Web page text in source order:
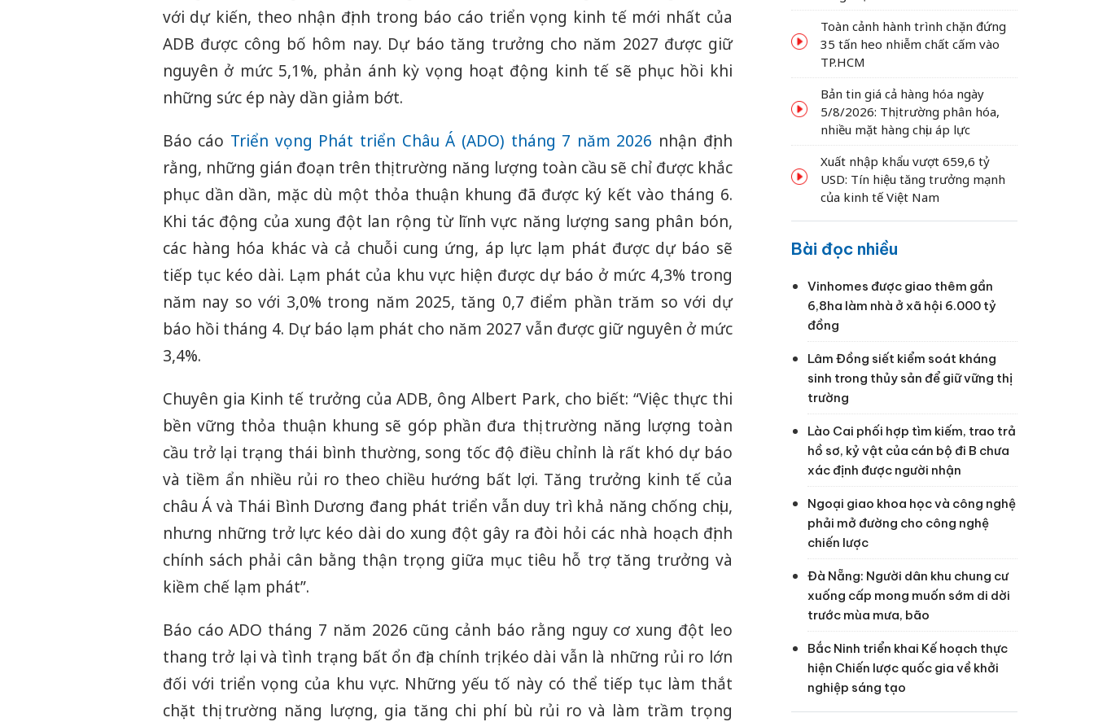
với dự kiến, theo nhận định trong báo cáo triển vọng kinh tế mới nhất của
ADB được công bố hôm nay. Dự báo tăng trưởng cho năm 2027 được giữ
nguyên ở mức 5,1%, phản ánh kỳ vọng hoạt động kinh tế sẽ phục hồi khi
những sức ép này dần giảm bớt.
Báo cáo Triển vọng Phát triển Châu Á (ADO) tháng 7 năm 2026 nhận định
rằng, những gián đoạn trên thị trường năng lượng toàn cầu sẽ chỉ được khắc
phục dần dần, mặc dù một thỏa thuận khung đã được ký kết vào tháng 6.
Khi tác động của xung đột lan rộng từ lĩnh vực năng lượng sang phân bón,
các hàng hóa khác và cả chuỗi cung ứng, áp lực lạm phát được dự báo sẽ
tiếp tục kéo dài. Lạm phát của khu vực hiện được dự báo ở mức 4,3% trong
năm nay so với 3,0% trong năm 2025, tăng 0,7 điểm phần trăm so với dự
báo hồi tháng 4. Dự báo lạm phát cho năm 2027 vẫn được giữ nguyên ở mức
3,4%.
Chuyên gia Kinh tế trưởng của ADB, ông Albert Park, cho biết: “Việc thực thi
bền vững thỏa thuận khung sẽ góp phần đưa thị trường năng lượng toàn
cầu trở lại trạng thái bình thường, song tốc độ điều chỉnh là rất khó dự báo
và tiềm ẩn nhiều rủi ro theo chiều hướng bất lợi. Tăng trưởng kinh tế của
châu Á và Thái Bình Dương đang phát triển vẫn duy trì khả năng chống chịu,
nhưng những trở lực kéo dài do xung đột gây ra đòi hỏi các nhà hoạch định
chính sách phải cân bằng thận trọng giữa mục tiêu hỗ trợ tăng trưởng và
kiềm chế lạm phát”.
Báo cáo ADO tháng 7 năm 2026 cũng cảnh báo rằng nguy cơ xung đột leo
thang trở lại và tình trạng bất ổn địa chính trị kéo dài vẫn là những rủi ro lớn
đối với triển vọng của khu vực. Những yếu tố này có thể tiếp tục làm thắt
chặt thị trường năng lượng, gia tăng chi phí bù rủi ro và làm trầm trọng
Toàn cảnh hành trình chặn đứng
35 tấn heo nhiễm chất cấm vào
TP.HCM
Bản tin giá cả hàng hóa ngày
5/8/2026: Thị trường phân hóa,
nhiều mặt hàng chịu áp lực
Xuất nhập khẩu vượt 659,6 tỷ
USD: Tín hiệu tăng trưởng mạnh
của kinh tế Việt Nam
Bài đọc nhiều
Vinhomes được giao thêm gần
6,8ha làm nhà ở xã hội 6.000 tỷ
đồng
Lâm Đồng siết kiểm soát kháng
sinh trong thủy sản để giữ vững thị
trường
Lào Cai phối hợp tìm kiếm, trao trả
hồ sơ, kỷ vật của cán bộ đi B chưa
xác định được người nhận
Ngoại giao khoa học và công nghệ
phải mở đường cho công nghệ
chiến lược
Đà Nẵng: Người dân khu chung cư
xuống cấp mong muốn sớm di dời
trước mùa mưa, bão
Bắc Ninh triển khai Kế hoạch thực
hiện Chiến lược quốc gia về khởi
nghiệp sáng tạo